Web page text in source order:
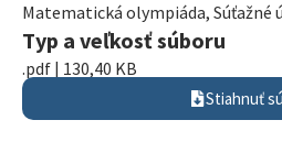
Matematická olympiáda, Súťažné
Typ a veľkosť súboru
.pdf | 130,40 KB
Stiahnuť